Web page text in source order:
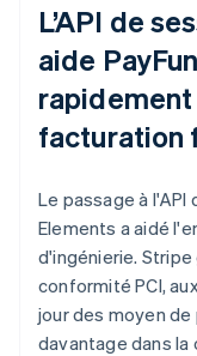
L’API de
aide
facturation
Le passage à
Elements a aidé
d'ingénierie.
conformité PCI,
jour des moyen de
davantage dans